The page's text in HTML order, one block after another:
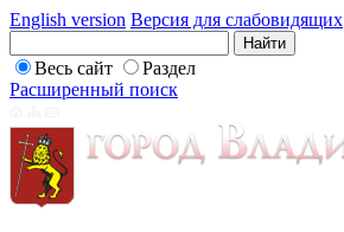
English version Версия для слабовидящих
Весь сайт
Раздел
Расширенный поиск